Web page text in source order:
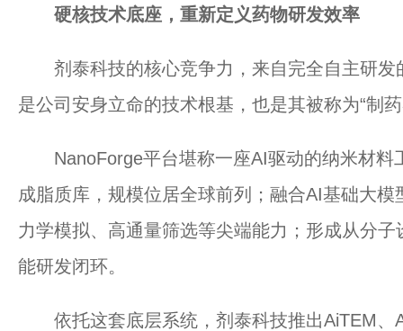
硬核技术底座，重新定义药物研发效率
剂泰科技的核心竞争力，来自完全自主研发
是公司安身立命的技术根基，也是其被称为“制
NanoForge平台堪称一座AI驱动的纳米材料
成脂质库，规模位居全球前列；融合AI基础大
力学模拟、高通量筛选等尖端能力；形成从分
能研发闭环。
依托这套底层系统，剂泰科技推出AiTEM、